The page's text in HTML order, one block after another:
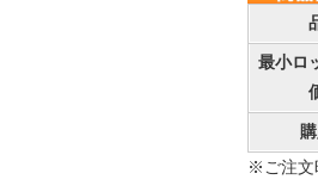
最小ロ
※ご注文